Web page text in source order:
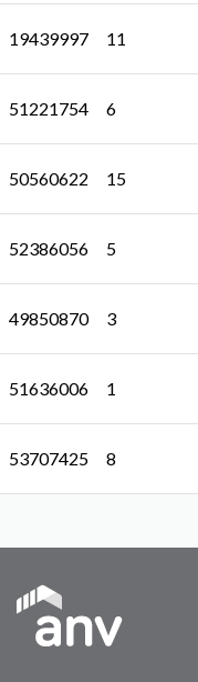
19439997 11
51221754 6
50560622 15
52386056 5
49850870 3
51636006 1
53707425 8